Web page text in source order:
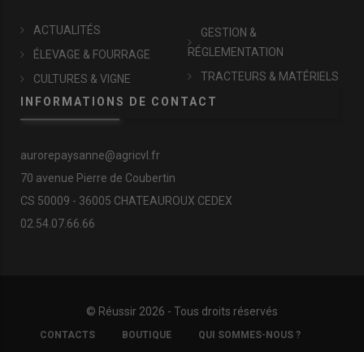
ACTUALITÉS
ÉLEVAGE & FOURRAGE
CULTURES & VIGNE
GESTION &
RÉGLEMENTATION
TRACTEURS & MATÉRIELS
INFORMATIONS DE CONTACT
aurorepaysanne@agricvl.fr
70 avenue Pierre de Coubertin
CS 50009 - 36005 CHATEAUROUX CEDEX
02.54.07.66.66
© Réussir 2026 - Tous droits réservés
FOOTER
COPYRIGHT
CONTACTS BOUTIQUE QUI SOMMES-NOUS ?